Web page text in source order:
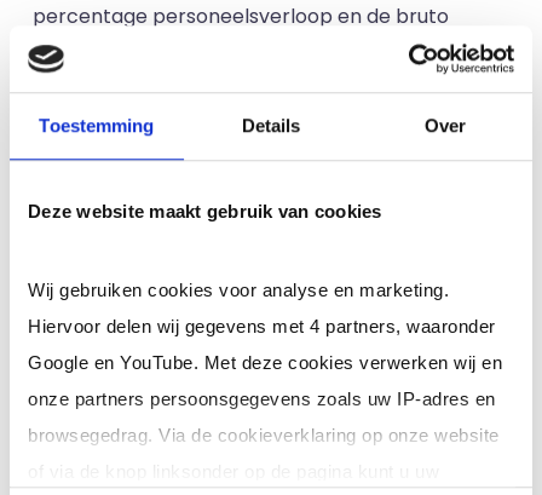
Toestemming Details Over
Deze website maakt gebruik van cookies
Wij gebruiken cookies voor analyse en marketing.
Hiervoor delen wij gegevens met 4 partners, waaronder
Google en YouTube. Met deze cookies verwerken wij en
onze partners persoonsgegevens zoals uw IP-adres en
browsegedrag. Via de cookieverklaring op onze website
percentage personeelsverloop en de bruto
winstmarge.
4. Boekhouding en accountancy
managen
de overheid en beroepsgroepen. Daarnaast moet
dit ook aansluiten op de interne
informatiebehoefte vanuit een sector. Er moet